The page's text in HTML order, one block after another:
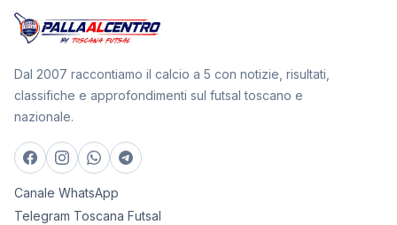
Dal 2007 raccontiamo il calcio a 5 con notizie, risultati,
classifiche e approfondimenti sul futsal toscano e
nazionale.
Canale WhatsApp
Telegram Toscana Futsal